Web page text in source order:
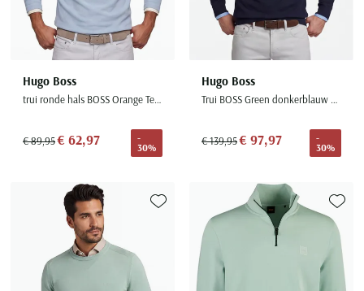
Hugo Boss
trui ronde hals BOSS Orange Tempesto lichtblauw structuur
€ 89,95€ 62,97
-
30%
Hugo Boss
Trui BOSS Green donkerblauw structuur normale fit
€ 139,95€ 97,97
-
30%
Toevoegen aan favorieten